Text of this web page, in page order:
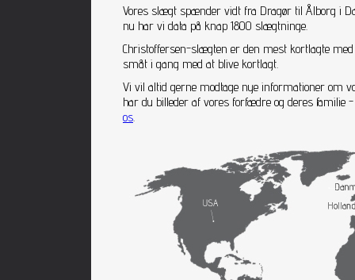
Vores slægt spænder vidt fra Dragør til Ålborg i
nu har vi data på knap 1800 slægtninge.
Christoffersen-slægten er den mest kortlagte
småt i gang med at blive kortlagt.
Vi vil altid gerne modtage nye informationer om
har du billeder af vores forfædre og deres
os.